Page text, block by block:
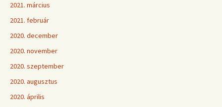
2021. március
2021. február
2020. december
2020. november
2020. szeptember
2020. augusztus
2020. április